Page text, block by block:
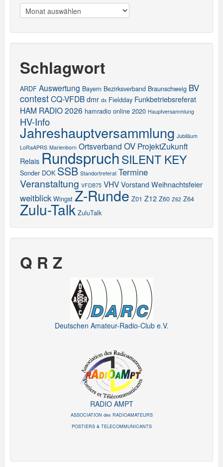
Meldungen
Schlagwort
ARDF Auswertung Bayern Bezirksverband Braunschweig BV
contestCQ-VFDB dmr dx Fieldday Funkbetriebsreferat
HAM RADIO 2026 hamradio online 2020 Hauptversammlung
HV-Info
Jahreshauptversammlung Jubiläum
LoRaAPRS Marienborn Ortsverband OV ProjektZukunft
Relais RundspruchSILENT KEY
Sonder DOK SSB Standortreferat Termine
Veranstaltung VFDB75 VHV Vorstand Weihnachtsfeier
weitblick Wingst Z-Runde Z01 Z12 Z60 Z62 Z64
Zulu-Talk ZuluTalk
Q R Z
Deutschen Amateur-Radio-Club e.V.
RADIO AMPT
ASSOCIATION des RADIOAMATEURS
POSTIERS & TELECOMMUNICANTS